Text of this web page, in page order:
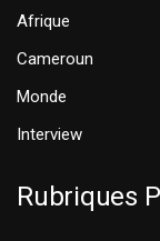
Afrique
Cameroun
Monde
Interview
Rubriques